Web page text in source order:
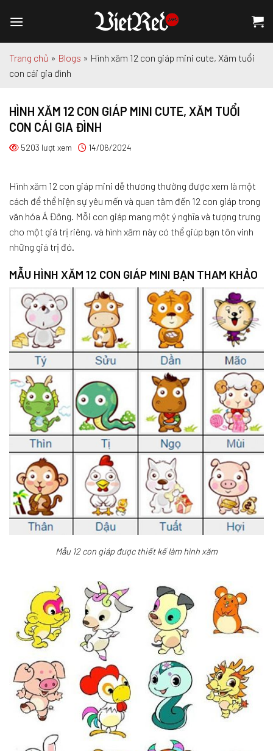
đến
dungTrang chủ » Blogs » Hình xăm 12 con giáp mini cute, Xăm tuổi
con cái gia đình
HÌNH XĂM 12 CON GIÁP MINI CUTE, XĂM TUỔI
CON CÁI GIA ĐÌNH
5203 lượt xem 14/06/2024
Hình xăm 12 con giáp mini dễ thương thường được xem là một
cách để thể hiện sự yêu mến và quan tâm đến 12 con giáp trong
văn hóa Á Đông. Mỗi con giáp mang một ý nghĩa và tượng trưng
cho một giá trị riêng, và hình xăm này có thể giúp bạn tôn vinh
những giá trị đó.
MẪU HÌNH XĂM 12 CON GIÁP MINI BẠN THAM KHẢO
Mẫu 12 con giáp được thiết kế làm hình xăm